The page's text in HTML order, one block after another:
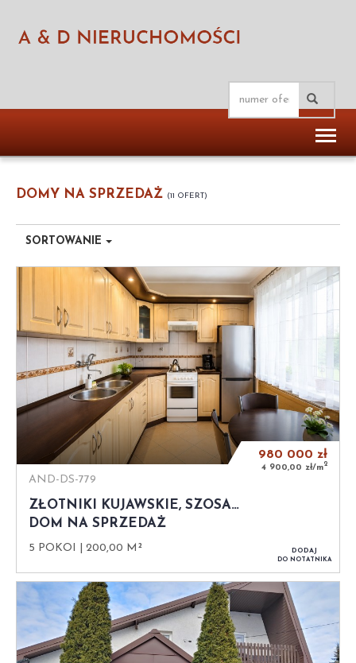
DOMY NA SPRZEDAŻ 11 OFERT
SORTOWANIE
AND-DS-779
ZŁOTNIKI KUJAWSKIE, SZOSA…
DOM NA SPRZEDAŻ
5 POKOI 200,00 M²
980 000 zł
4 900,00 zł/m2
DODAJ
DO NOTATNIKA